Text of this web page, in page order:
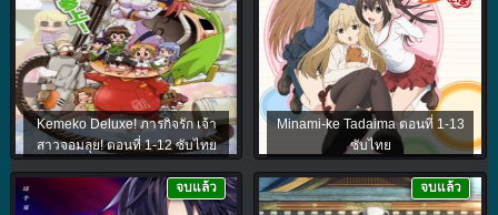
Kemeko Deluxe! ภารกิจรัก เจ้า
สาวจอมลุย! ตอนที่ 1-12 ซับไทย
Minami-ke Tadaima ตอนที่ 1-13
ซับไทย
จบแล้ว จบแล้ว